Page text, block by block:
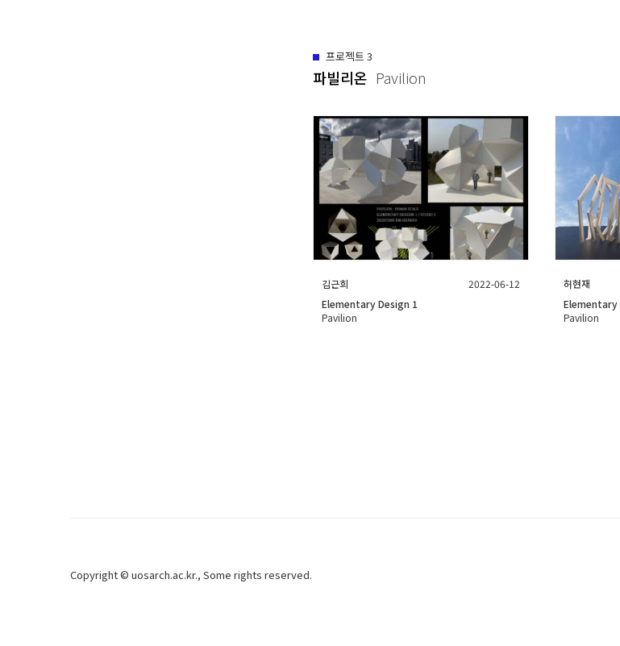
프로젝트 3
파빌리온 Pavilion
김근희
2022-06-12
Elementary Design 1
Pavilion
허현재
Elementary
Pavilion
Copyright © uosarch.ac.kr., Some rights reserved.